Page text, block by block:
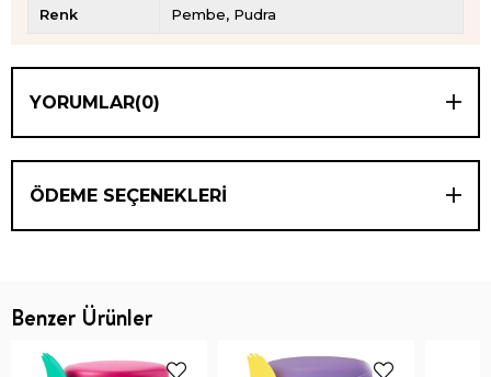
Renk Pembe Pudra
YORUMLAR(0)
ÖDEME SEÇENEKLERI
Benzer Ürünler